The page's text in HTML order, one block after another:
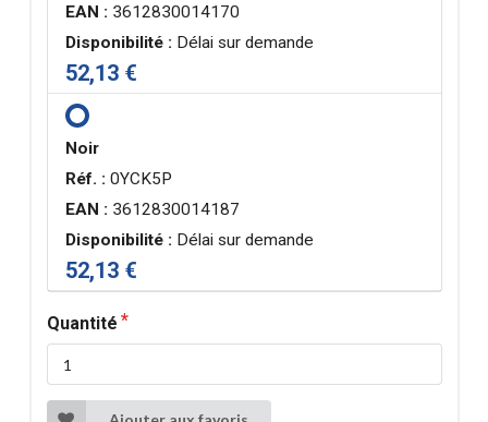
EAN : 3612830014170
Disponibilité : Délai sur demande
52,13 €
Noir
Réf. : 0YCK5P
EAN : 3612830014187
Disponibilité : Délai sur demande
52,13 €
Quantité